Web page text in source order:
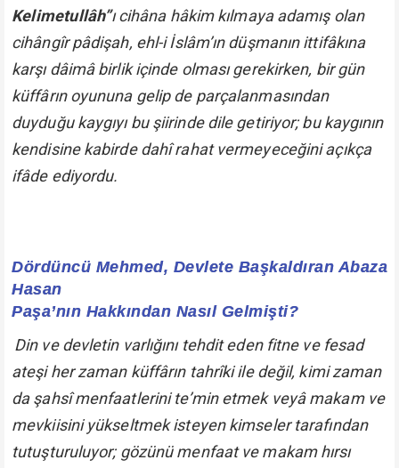
Kelimetullâh”ı cihâna hâkim kılmaya adamış olan
cihângîr pâdişah, ehl-i İslâm’ın düşmanın ittifâkına
karşı dâimâ birlik içinde olması gerekirken, bir gün
küffârın oyununa gelip de parçalanmasından
duyduğu kaygıyı bu şiirinde dile getiriyor; bu kaygının
kendisine kabirde dahî rahat vermeyeceğini açıkça
ifâde ediyordu.
Dördüncü Mehmed, Devlete Başkaldıran Abaza
Hasan
Paşa’nın Hakkından Nasıl Gelmişti?
Din ve devletin varlığını tehdit eden fitne ve fesad
ateşi her zaman küffârın tahrîki ile değil, kimi zaman
da şahsî menfaatlerini te’min etmek veyâ makam ve
mevkiisini yükseltmek isteyen kimseler tarafından
tutuşturuluyor; gözünü menfaat ve makam hırsı